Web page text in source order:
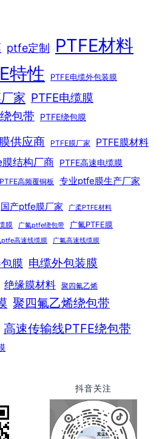
ptfe定制 PTFE材料
特性 PTFE电缆外包装膜
家 PTFE电缆膜
包带 PTFE绕包膜
供应商 PTFE膜厂家 PTFE膜材料
结构厂商 PTFE高速电缆膜
PTFE高频覆铜板 专业ptfe膜生产厂家
国产ptfe膜厂家 广柔PTFE材料
膜 广氟ptfe绕包带 广氟PTFE膜
ptfe高速线缆膜 广氟高速线缆膜
膜 电缆外包装膜
绝缘膜材料 聚四氟乙烯
聚四氟乙烯绕包带
高速传输线PTFE绕包带
抖音关注